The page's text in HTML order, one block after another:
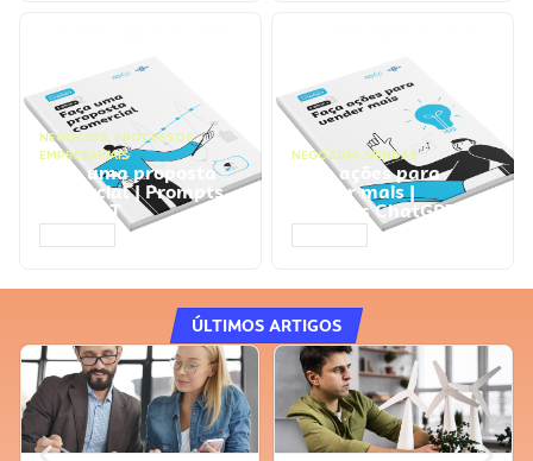
NEGÓCIOS, PROCESSOS
EMPRESARIAIS
Faça uma proposta
comercial | Prompts
ChatGPT
NEGÓCIOS, VENDAS
Faça ações para
vender mais |
Prompts ChatGPT
ÚLTIMOS ARTIGOS